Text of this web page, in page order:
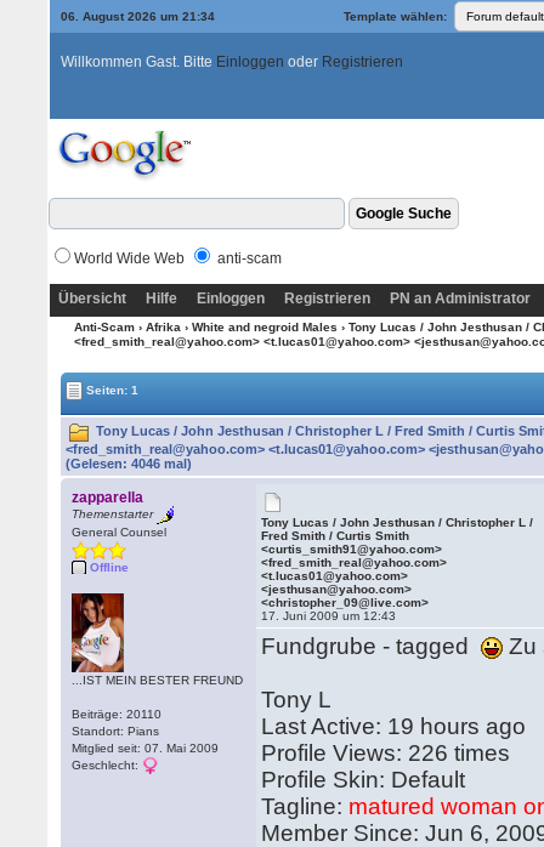
06. August 2026 um 21:34 Template wählen:
Willkommen Gast. Bitte Einloggen oder Registrieren
World Wide Web anti-scam
Übersicht Hilfe Einloggen Registrieren PN an Administrator
Anti-Scam› Afrika › White and negroid Males › Tony Lucas / John Jesthusan /
<fred_smith_real@yahoo.com> <t.lucas01@yahoo.com>
Seiten: 1
Tony Lucas / John Jesthusan / Christopher L / Fred Smith / Curtis
<fred_smith_real@yahoo.com> <t.lucas01@yahoo.com>
(Gelesen: 4046 mal)
zapparella
Themenstarter
General Counsel
Offline
...IST MEIN BESTER FREUND
Beiträge: 20110
Standort: Pians
Mitglied seit: 07. Mai 2009
Geschlecht:
Tony Lucas / John Jesthusan / Christopher L /
Fred Smith / Curtis Smith
<curtis_smith91@yahoo.com>
<fred_smith_real@yahoo.com>
<t.lucas01@yahoo.com>
<jesthusan@yahoo.com>
<christopher_09@live.com>
17. Juni 2009 um 12:43
Fundgrube - tagged Zu
Tony L
Last Active: 19 hours ago
Profile Views: 226 times
Profile Skin: Default
Tagline: matured woman
Member Since: Jun 6,